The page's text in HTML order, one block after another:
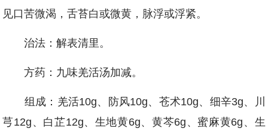
见口苦微渴，舌苔白或微黄，脉浮或浮紧。
治法：解表清里。
方药：九味羌活汤加减。
组成：羌活10g、防风10g、苍术10g、细辛3g、川
芎12g、白芷12g、生地黄6g、黄芩6g、蜜麻黄6g、生